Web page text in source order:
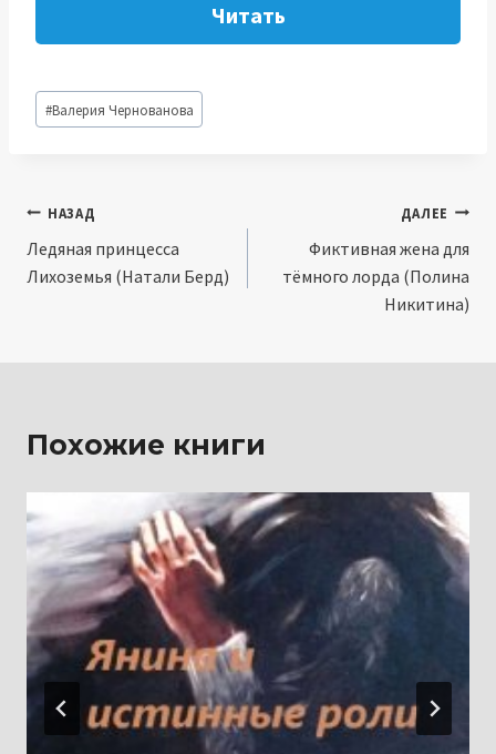
Читать
Метки
записи:
#Валерия Чернованова
Навигация
по
НАЗАД
Ледяная принцесса
Лихоземья (Натали Берд)
ДАЛЕЕ
Фиктивная жена для
тёмного лорда (Полина
Никитина)
Похожие книги